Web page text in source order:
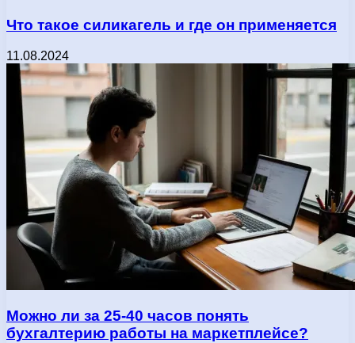
Что такое силикагель и где он применяется
11.08.2024
Можно ли за 25-40 часов понять
бухгалтерию работы на маркетплейсе?